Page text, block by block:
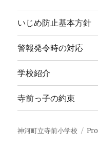
の
ペ
ー
ジ
いじめ防止基本方針
警報発令時の対応
学校紹介
寺前っ子の約束
神河町立寺前小学校